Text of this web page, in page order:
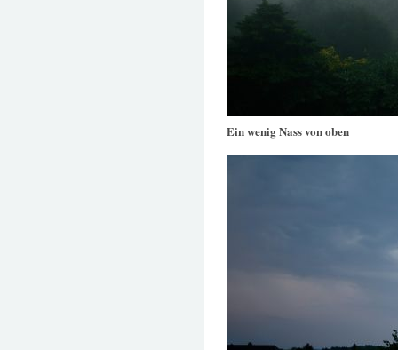
Ein wenig Nass von oben